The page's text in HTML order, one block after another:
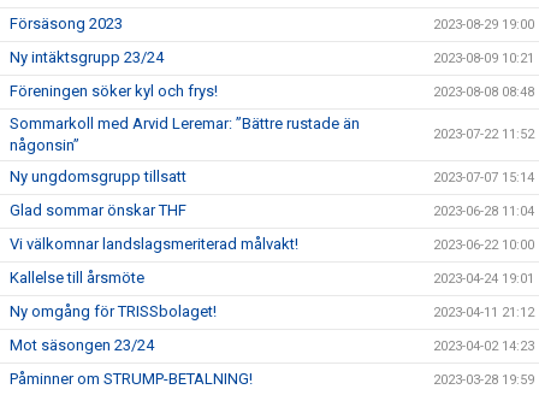
Försäsong 2023 2023-08-29 19:00
Ny intäktsgrupp 23/24 2023-08-09 10:21
Föreningen söker kyl och frys! 2023-08-08 08:48
Sommarkoll med Arvid Leremar: ”Bättre rustade än
någonsin”
2023-07-22 11:52
Ny ungdomsgrupp tillsatt 2023-07-07 15:14
Glad sommar önskar THF 2023-06-28 11:04
Vi välkomnar landslagsmeriterad målvakt! 2023-06-22 10:00
Kallelse till årsmöte 2023-04-24 19:01
Ny omgång för TRISSbolaget! 2023-04-11 21:12
Mot säsongen 23/24 2023-04-02 14:23
Påminner om STRUMP-BETALNING! 2023-03-28 19:59